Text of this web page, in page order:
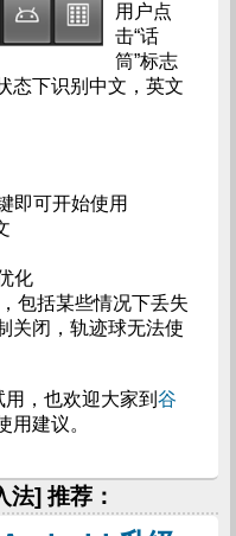
用户点
击“话
筒”标志
态下识别中文，英文
即可开始使用
化
包括某些情况下丢失
关闭，轨迹球无法使
用，也欢迎大家到 谷
用建议。
] 推荐：